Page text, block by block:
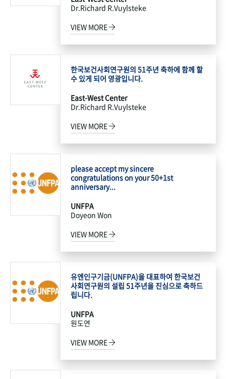
Dr.Richard R.Vuylsteke
VIEW MORE
한국보건사회연구원의 51주년 축하에 함께 할
수 있게 되어 영광입니다.
East-West Center
Dr.Richard R.Vuylsteke
VIEW MORE
please accept my sincere
congratulations on your 50+1st
anniversary...
UNFPA
Doyeon Won
VIEW MORE
유엔인구기금(UNFPA)을 대표하여 한국보건
사회연구원의 설립 51주년을 진심으로 축하드
립니다.
UNFPA
원도연
VIEW MORE